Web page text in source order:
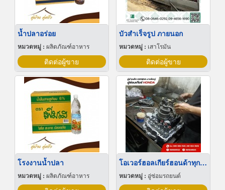
น้ำปลาอร่อย
หมวดหมู่ : ผลิตภัณฑ์อาหาร
ติดต่อผู้ขาย
บัวสําเร็จรูป ภายนอก
หมวดหมู่ : เสาโรมัน
ติดต่อผู้ขาย
โรงงานน้ำปลา
หมวดหมู่ : ผลิตภัณฑ์อาหาร
โอเวอร์ฮอลเกียร์ฮอนด้าทุกรุ่น
หมวดหมู่ : อู่ซ่อมรถยนต์